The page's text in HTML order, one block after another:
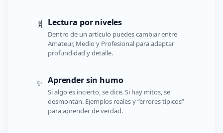
🎚️ Lectura por niveles
Dentro de un artículo puedes cambiar entre
Amateur, Medio y Profesional para adaptar
profundidad y detalle.
✨ Aprender sin humo
Si algo es incierto, se dice. Si hay mitos, se
desmontan. Ejemplos reales y “errores típicos”
para aprender de verdad.